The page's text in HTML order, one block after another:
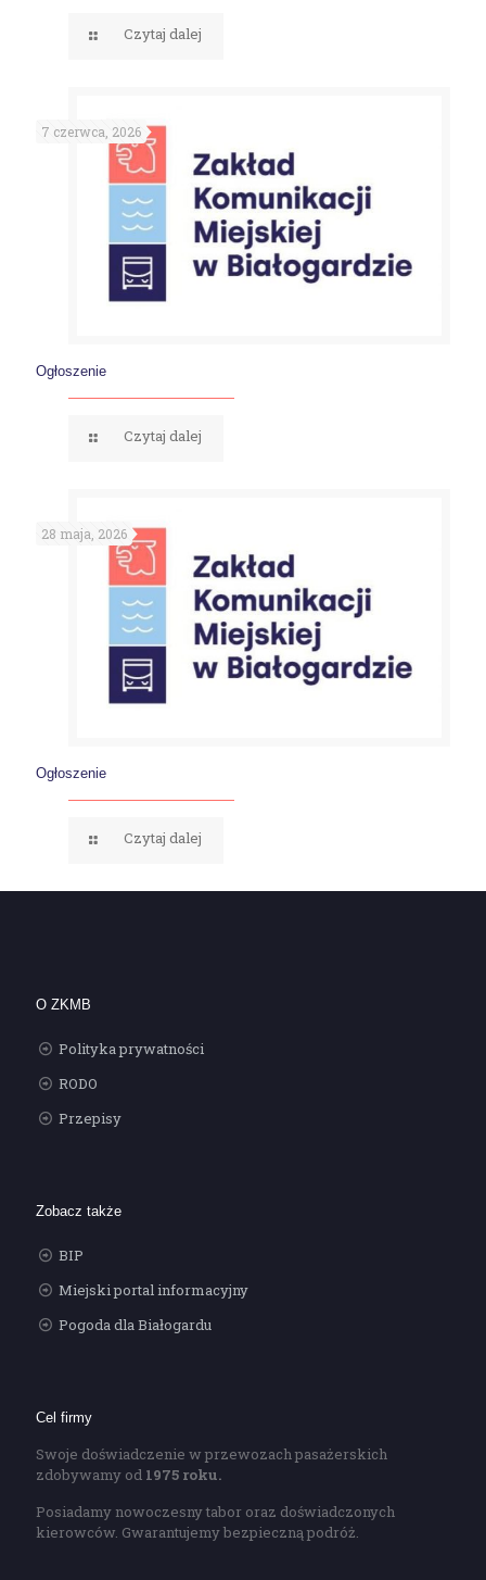
Czytaj dalej
7 czerwca, 2026
Ogłoszenie
Czytaj dalej
28 maja, 2026
Ogłoszenie
Czytaj dalej
O ZKMB
Polityka prywatności
RODO
Przepisy
Zobacz także
BIP
Miejski portal informacyjny
Pogoda dla Białogardu
Cel firmy
Swoje doświadczenie w przewozach pasażerskich
zdobywamy od 1975 roku.
Posiadamy nowoczesny tabor oraz doświadczonych
kierowców. Gwarantujemy bezpieczną podróż.